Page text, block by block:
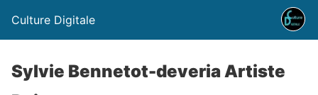
Culture Digitale
Sylvie Bennetot-deveria Artiste